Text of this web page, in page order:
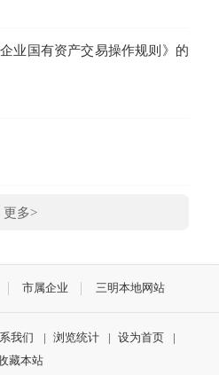
业国有资产交易操作规则》的
更多>
市属企业 三明本地网站
我们 | 浏览统计 | 设为首页
|
藏本站